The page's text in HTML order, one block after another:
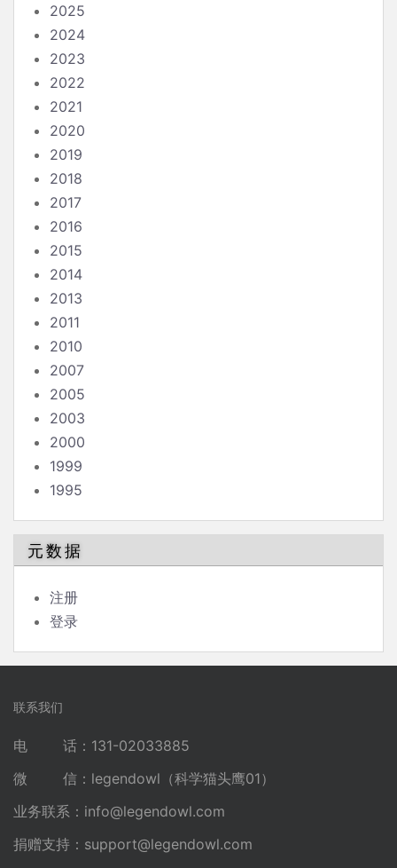
2025
2024
2023
2022
2021
2020
2019
2018
2017
2016
2015
2014
2013
2011
2010
2007
2005
2003
2000
1999
1995
元数据
注册
登录
联系我们
电 话：131-02033885
微 信：legendowl（科学猫头鹰01）
业务联系： info@legendowl.com
捐赠支持： support@legendowl.com